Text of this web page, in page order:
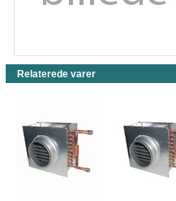
Relaterede varer